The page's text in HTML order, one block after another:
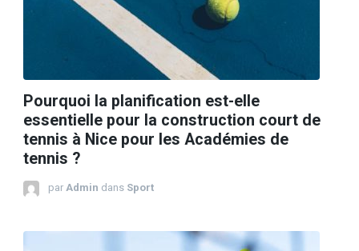
Pourquoi la planification est-elle
essentielle pour la construction court de
tennis à Nice pour les Académies de
tennis ?
par Admin dans Sport